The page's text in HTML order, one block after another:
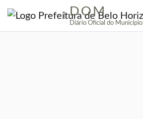
| DOM
Diário Oficial do Município